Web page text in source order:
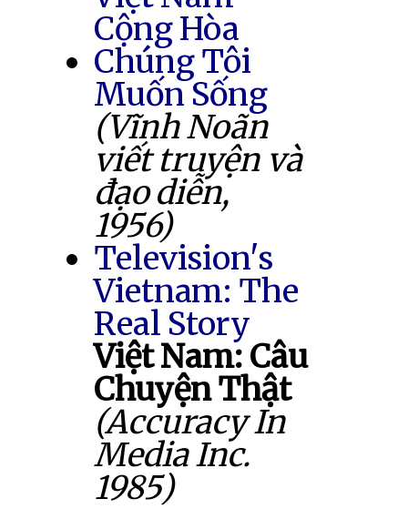
Cộng Hòa
Chúng Tôi
Muốn Sống
(Vĩnh Noãn
viết truyện và
đạo diễn,
1956)
Television's
Vietnam: The
Real Story
Việt Nam: Câu
Chuyện Thật
(Accuracy In
Media Inc.
1985)